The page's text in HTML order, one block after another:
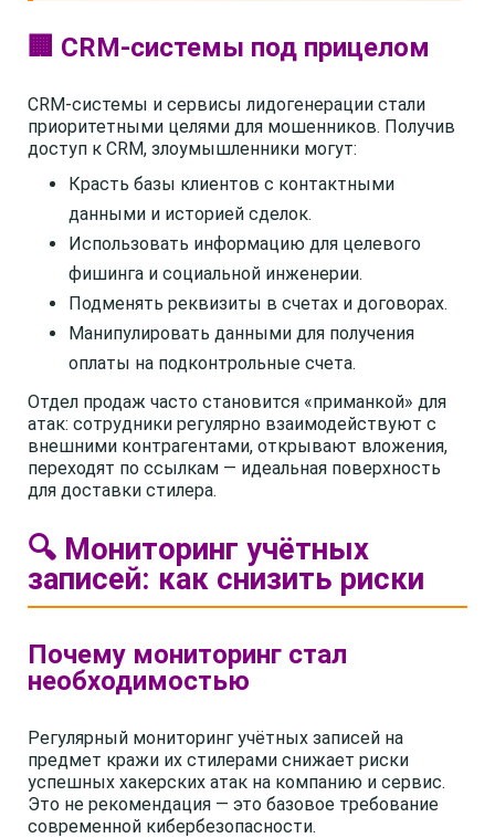
🏢 CRM-системы под прицелом
CRM-системы и сервисы лидогенерации стали
приоритетными целями для мошенников. Получив
доступ к CRM, злоумышленники могут:
Красть базы клиентов с контактными
данными и историей сделок.
Использовать информацию для целевого
фишинга и социальной инженерии.
Подменять реквизиты в счетах и договорах.
Манипулировать данными для получения
оплаты на подконтрольные счета.
Отдел продаж часто становится «приманкой» для
атак: сотрудники регулярно взаимодействуют с
внешними контрагентами, открывают вложения,
переходят по ссылкам — идеальная поверхность
для доставки стилера.
🔍 Мониторинг учётных
записей: как снизить риски
Почему мониторинг стал
необходимостью
Регулярный мониторинг учётных записей на
предмет кражи их стилерами снижает риски
успешных хакерских атак на компанию и сервис.
Это не рекомендация — это базовое требование
современной кибербезопасности.